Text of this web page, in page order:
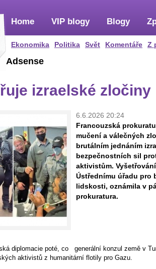
Home
Ekonomika Politika Svět Komentáře Z
VIP blogy Blogy
Adsense
izraelské zločiny
6.6.2026 20:24
Francouzská
mučení a válečných
brutálním jednáním
bezpečnostních sil
aktivistům.
Ústřednímu úřadu pro
lidskosti, oznámila v
prokuratura.
diplomacie poté, co generální konzul země v
aktivistů z humanitární flotily pro Gazu.